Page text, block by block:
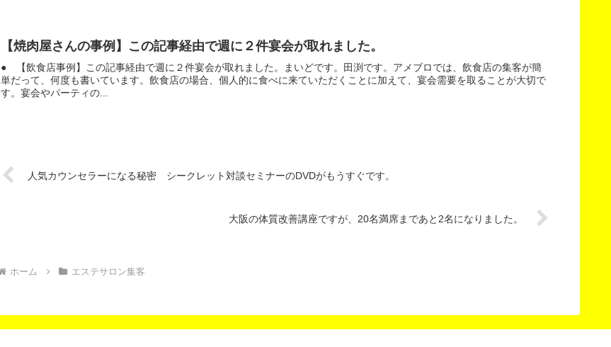
【焼肉屋さんの事例】この記事経由で週に２件宴会が取れました。
● 【飲食店事例】この記事経由で週に２件宴会が取れました。まいどです。田渕です。アメブロでは、飲食店の集客が簡
単だって、何度も書いています。飲食店の場合、個人的に食べに来ていただくことに加えて、宴会需要を取ることが大切で
す。宴会やパーティの...
人気カウンセラーになる秘密 シークレット対談セミナーのDVDがもうすぐです。
大阪の体質改善講座ですが、20名満席まであと2名になりました。
ホーム エステサロン集客